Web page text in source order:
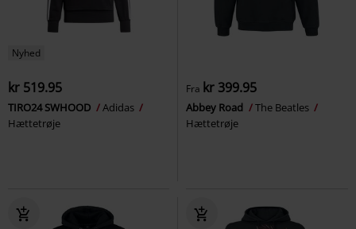
Nyhed
kr 519.95
TIRO24 SWHOOD
Adidas
Hættetrøje
Fra kr 399.95
Abbey Road
The Beatles
Hættetrøje